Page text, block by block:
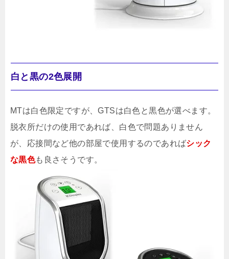
白と黒の2色展開
MTは白色限定ですが、GTSは白色と黒色が選べます。
脱衣所だけの使用であれば、白色で問題ありません
が、応接間など他の部屋で使用するのであればシック
な黒色も良さそうです。